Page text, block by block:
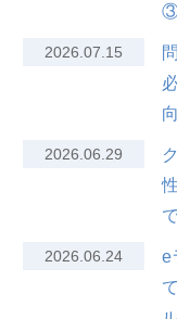
2026.07.15
2026.06.29
2026.06.24
e